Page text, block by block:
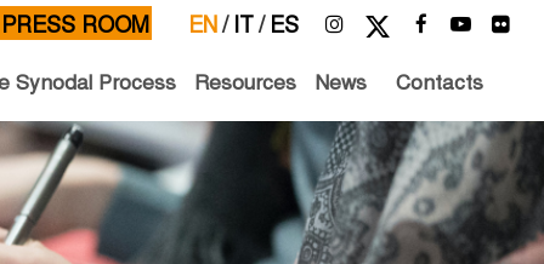
EN/ IT/ ES
PRESS ROOM
Synodal Process Resources News Contacts